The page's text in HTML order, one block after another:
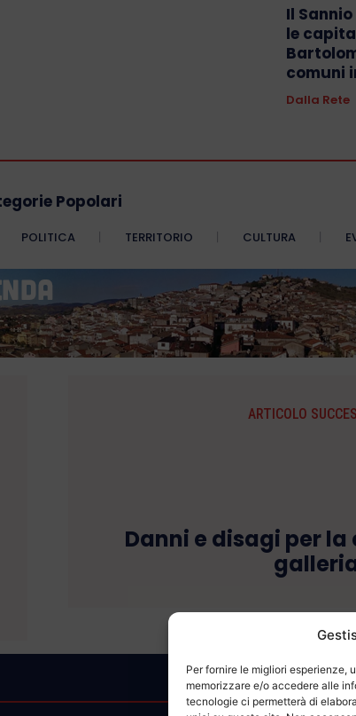
Per fornire le migliori esperienze,
memorizzare e/o accedere alle
tecnologie ci permetterà di
Il
le
comuni
Dalla Rete
Popolari
POLITICA TERRITORIO CULTURA
ARTICOLO
Danni e disagi per